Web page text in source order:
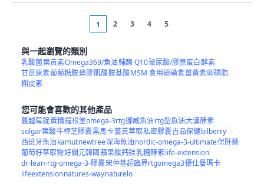
1 2 3 4 5
與一起瀏覽的類別
乳酸菌葉黃素Omega369/魚油輔酶 Q10玻尿酸/膠原蛋白酵素
甘蔗原素葡萄糖胺蜂膠肌酸胺基酸MSM 食用硫磺素薑黃素卵磷脂
槲皮素
您可能會喜歡的其他產品
蔓越莓錠黃精鐘根堂omega-3rtg挪威魚油rtg型魚油大漢酵素
solgar葉酸牛樟芝膠囊黑馬卡薑黃萃取私密膠囊吉品保健bilberry
西班牙魚油kamutnewtree深海魚油nordic-omega-3-ultimate保肝藥
葡萄籽萃取物好關元韓國蘋果酸鈣鎂乳糖酵素life-extension
dr-lean-rtg-omega-3-膠囊宋仲基超臨界rtgomega3優仕曼瑪卡
lifeextensionnatures-waynaturelo